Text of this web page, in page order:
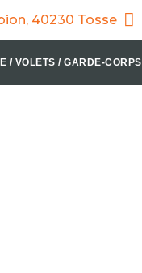
40230 Tosse
/ VOLETS / GARDE-CORPS